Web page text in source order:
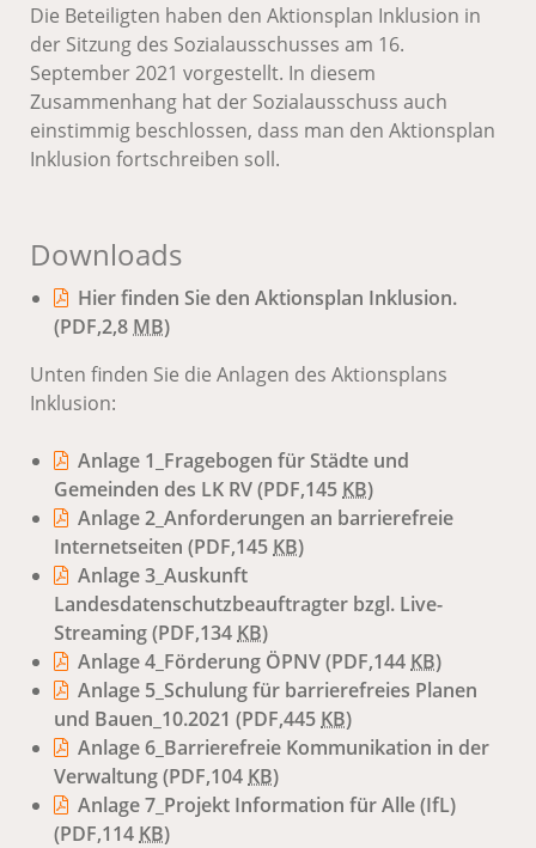
Die Beteiligten haben den Aktionsplan Inklusion in
der Sitzung des Sozialausschusses am 16.
September 2021 vorgestellt. In diesem
Zusammenhang hat der Sozialausschuss auch
einstimmig beschlossen, dass man den Aktionsplan
Inklusion fortschreiben soll.
Downloads
Hier finden Sie den Aktionsplan Inklusion.
(PDF,2,8 MB)
Unten finden Sie die Anlagen des Aktionsplans
Inklusion:
Anlage 1_Fragebogen für Städte und
Gemeinden des LK RV(PDF,145 KB)
Anlage 2_Anforderungen an barrierefreie
Internetseiten (PDF,145 KB)
Anlage 3_Auskunft
Landesdatenschutzbeauftragter bzgl. Live-
Streaming(PDF,134 KB)
Anlage 4_Förderung ÖPNV(PDF,144 KB)
Anlage 5_Schulung für barrierefreies Planen
und Bauen_10.2021 (PDF,445 KB)
Anlage 6_Barrierefreie Kommunikation in der
Verwaltung(PDF,104 KB)
Anlage 7_Projekt Information für Alle (IfL)
(PDF,114 KB)